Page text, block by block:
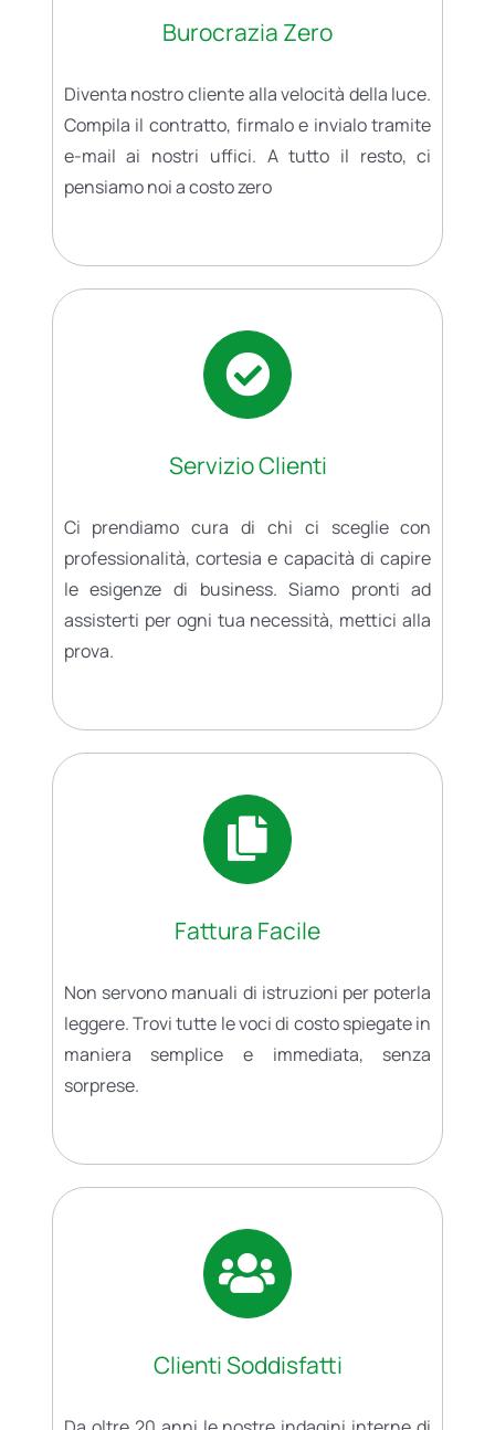
Burocrazia Zero
Diventa nostro cliente alla velocità della luce.
Compila il contratto, firmalo e invialo tramite
e-mail ai nostri uffici. A tutto il resto, ci
pensiamo noi a costo zero
Servizio Clienti
Ci prendiamo cura di chi ci sceglie con
professionalità, cortesia e capacità di capire
le esigenze di business. Siamo pronti ad
assisterti per ogni tua necessità, mettici alla
prova.
Fattura Facile
Non servono manuali di istruzioni per poterla
leggere. Trovi tutte le voci di costo spiegate in
maniera semplice e immediata, senza
sorprese.
Clienti Soddisfatti